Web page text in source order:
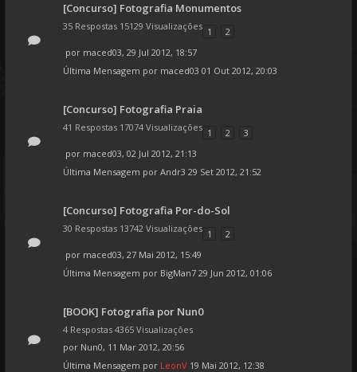
[Concurso] Fotografia Monumentos
35 Respostas 15129 Visualizações 1
2
por maced03, 29 Jul 2012, 18:57
Última Mensagem por maced03 01 Out 2012, 20:03
[Concurso] Fotografia Praia
41 Respostas 17074 Visualizações 1 2
3
por maced03, 02 Jul 2012, 21:13
Última Mensagem por Andr3 29 Set 2012, 21:52
[Concurso] Fotografia Por-do-Sol
30 Respostas 13742 Visualizações 1
2
por maced03, 27 Mai 2012, 15:49
Última Mensagem por BigMan7 29 Jun 2012, 01:06
[BOOK] Fotografia por Nun0
4 Respostas 4365 Visualizações
por Nun0, 11 Mar 2012, 20:56
Última Mensagem por LeonV 19 Mai 2012, 12:38